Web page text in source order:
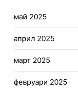
май 2025
април 2025
март 2025
февруари 2025